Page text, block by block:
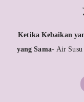
Ketika Kebaikan
yang Sama- Air Susu